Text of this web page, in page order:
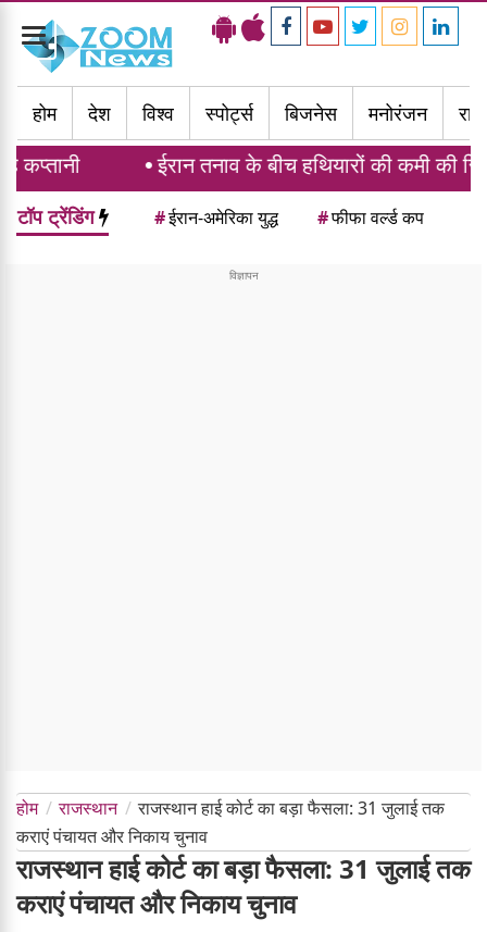
Toggle
navigation
होम
देश विश्व स्पोर्ट्स बिजनेस मनोरंजन
ईरान तनाव के बीच हथियारों की कमी की रिपोर्ट पर
टॉप ट्रेंडिंग #ईरान-अमेरिका युद्ध #फीफा वर्ल्ड कप
होम राजस्थान
राजस्थान हाई कोर्ट का बड़ा फैसला: 31 जुलाई तक
कराएं पंचायत और निकाय चुनाव
राजस्थान हाई कोर्ट का बड़ा फैसला: 31 जुलाई तक
कराएं पंचायत और निकाय चुनाव